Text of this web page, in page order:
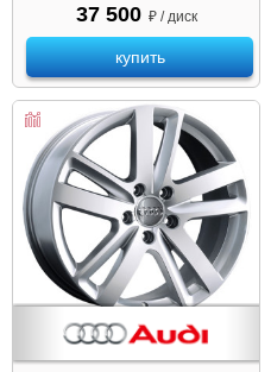
37 500 ₽ / диск
купить